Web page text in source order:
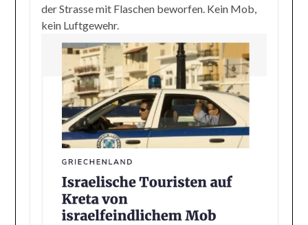
der Strasse mit Flaschen beworfen. Kein Mob,
kein Luftgewehr.